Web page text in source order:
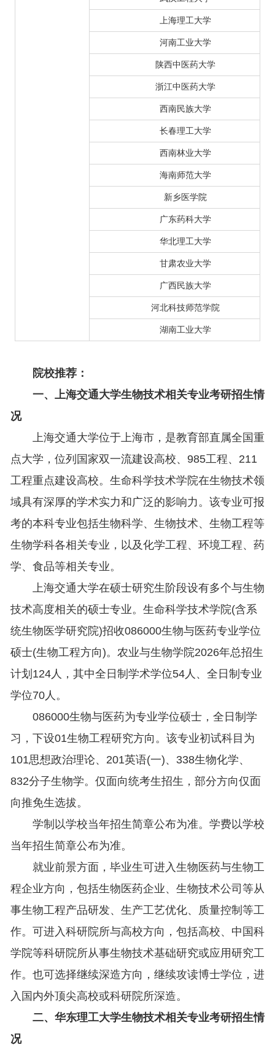
上海理工大学
河南工业大学
陕西中医药大学
浙江中医药大学
西南民族大学
长春理工大学
西南林业大学
海南师范大学
新乡医学院
广东药科大学
华北理工大学
甘肃农业大学
广西民族大学
河北科技师范学院
湖南工业大学
院校推荐：
一、上海交通大学生物技术相关专业考研招生情
况
上海交通大学位于上海市，是教育部直属全国重
点大学，位列国家双一流建设高校、985工程、211
工程重点建设高校。生命科学技术学院在生物技术领
域具有深厚的学术实力和广泛的影响力。该专业可报
考的本科专业包括生物科学、生物技术、生物工程等
生物学科各相关专业，以及化学工程、环境工程、药
学、食品等相关专业。
上海交通大学在硕士研究生阶段设有多个与生物
技术高度相关的硕士专业。生命科学技术学院(含系
统生物医学研究院)招收086000生物与医药专业学位
硕士(生物工程方向)。农业与生物学院2026年总招生
计划124人，其中全日制学术学位54人、全日制专业
学位70人。
086000生物与医药为专业学位硕士，全日制学
习，下设01生物工程研究方向。该专业初试科目为
101思想政治理论、201英语(一)、338生物化学、
832分子生物学。仅面向统考生招生，部分方向仅面
向推免生选拔。
学制以学校当年招生简章公布为准。学费以学校
当年招生简章公布为准。
就业前景方面，毕业生可进入生物医药与生物工
程企业方向，包括生物医药企业、生物技术公司等从
事生物工程产品研发、生产工艺优化、质量控制等工
作。可进入科研院所与高校方向，包括高校、中国科
学院等科研院所从事生物技术基础研究或应用研究工
作。也可选择继续深造方向，继续攻读博士学位，进
入国内外顶尖高校或科研院所深造。
二、华东理工大学生物技术相关专业考研招生情
况